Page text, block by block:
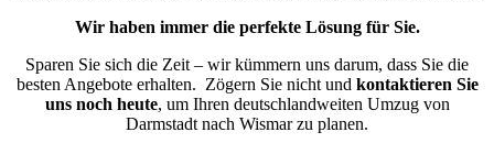
Wir haben immer die perfekte Lösung für Sie.
Sparen Sie sich die Zeit – wir kümmern uns darum, dass Sie die
besten Angebote erhalten. Zögern Sie nicht und kontaktieren Sie
uns noch heute, um Ihren deutschlandweiten Umzug von
Darmstadt nach Wismar zu planen.